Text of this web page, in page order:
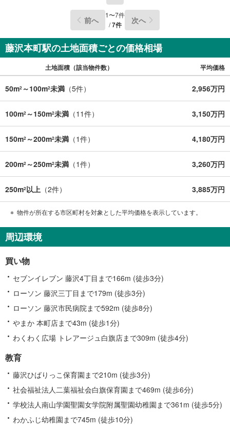
前へ 1〜7件
/7件 次へ
藤沢本町駅の土地面積ごとの価格相場
土地面積（該当物件数） 平均価格
50m2 ～100m2未満 （5件） 2,956万円
100m2 ～150m2未満 （11件） 3,150万円
150m2 ～200m2未満 （1件） 4,180万円
200m2 ～250m2未満 （1件） 3,260万円
250m2以上 （2件） 3,885万円
物件が所在する市区町村を対象とした平均価格を表示しています。
周辺環境
買い物
セブンイレブン 藤沢4丁目まで166m (徒歩3分)
ローソン 藤沢三丁目まで179m (徒歩3分)
ローソン 藤沢市民病院まで592m (徒歩8分)
やまか 本町店まで43m (徒歩1分)
わくわく広場 トレアージュ白旗店まで309m (徒歩4分)
教育
藤沢ひばりっこ保育園まで210m (徒歩3分)
社会福祉法人二葉福祉会白旗保育園まで469m (徒歩6分)
学校法人南山学園聖園女学院附属聖園幼稚園まで361m (徒歩5分)
わかふじ幼稚園まで745m (徒歩10分)